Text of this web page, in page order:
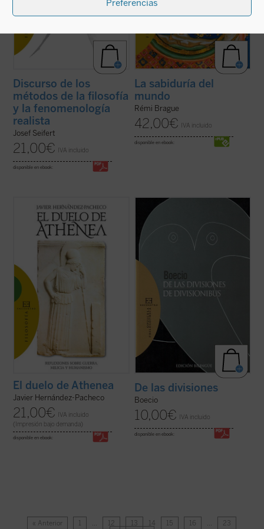
Preferencias
Discurso de los
métodos de la filosofía
y la fenomenología
realista
Josef Seifert
21,00€ IVA incluido
disponible en ebook:
La sabiduría del
mundo
Rémi Brague
42,00€ IVA incluido
disponible en ebook:
El pacifismo se ha convertido en un
postulado de nuestra autoconciencia
moral. Con grave daño para esa
autoconciencia, pues en la indiferencia
frente a toda agresión ese pacifismo
socava las bases comunitarias sobre las
que se asienta la libertad ...
El duelo de Athenea
Javier Hernández-Pacheco
21,00€
IVA incluido
(Impresión bajo demanda)
disponible en ebook:
Edición bilingüe.
«Boecio roza en esta obra, como
corresponde a un introductor y a un lógico,
un profundo problema metafísico como es
si las clasificaciones que hacemos para
con una partición ...
De las divisiones
Boecio
10,00€ IVA incluido
disponible en ebook:
« Anterior 1 … 12 13 14 15 16 …
23